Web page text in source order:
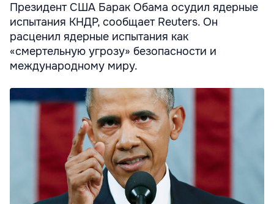
Президент США Барак Обама осудил ядерные
испытания КНДР, сообщает Reuters. Он
расценил ядерные испытания как
«смертельную угрозу» безопасности и
международному миру.